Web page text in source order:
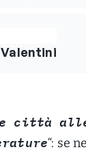
città alle
“: se